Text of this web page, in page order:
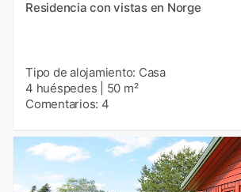
Residencia con vistas en Norge
Tipo de alojamiento: Casa
4 huéspedes
50 m²
Comentarios: 4